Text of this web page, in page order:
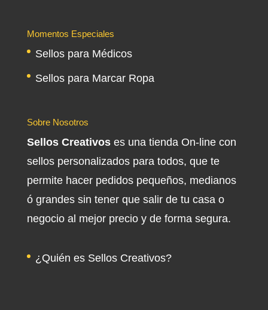
Momentos Especiales
Sellos para Médicos
Sellos para Marcar Ropa
Sobre Nosotros
Sellos Creativoses una tienda On-line con
sellos personalizados para todos, que te
permite hacer pedidos pequeños, medianos
ó grandes sin tener que salir de tu casa o
negocio al mejor precio y de forma segura.
¿Quién es Sellos Creativos?